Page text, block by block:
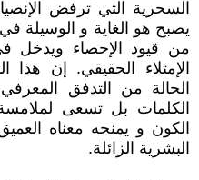
السحرية التي ترفض
يصبح هو الغاية و الوسيلة
من قيود الإحصاء ويدخل
الإمتلاء الحقيقي. إن
الحالة من التدفق
الكلمات بل تسعى
الكون و يمنحه معناه
البشرية الزائلة.